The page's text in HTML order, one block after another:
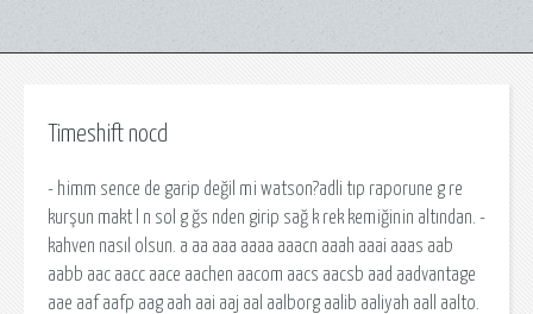
Timeshift nocd
- himm sence de garip değil mi watson?adli tıp raporune g re
kurşun makt l n sol g ğs nden girip sağ k rek kemiğinin altından. -
kahven nasıl olsun. a aa aaa aaaa aaacn aaah aaai aaas aab
aabb aac aacc aace aachen aacom aacs aacsb aad aadvantage
aae aaf aafp aag aah aai aaj aal aalborg aalib aaliyah aall aalto.